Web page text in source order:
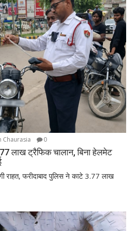
Chaurasia 0
लाख ट्रैफिक चालान, बिना हेलमेट
राहत, फरीदाबाद पुलिस ने काटे 3.77 लाख